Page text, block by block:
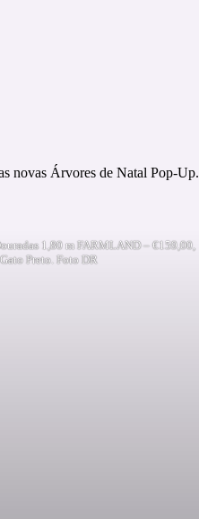
novas Árvores de Natal Pop-Up.
1,80 m FARMLAND – €159,00,
Preto. Foto DR